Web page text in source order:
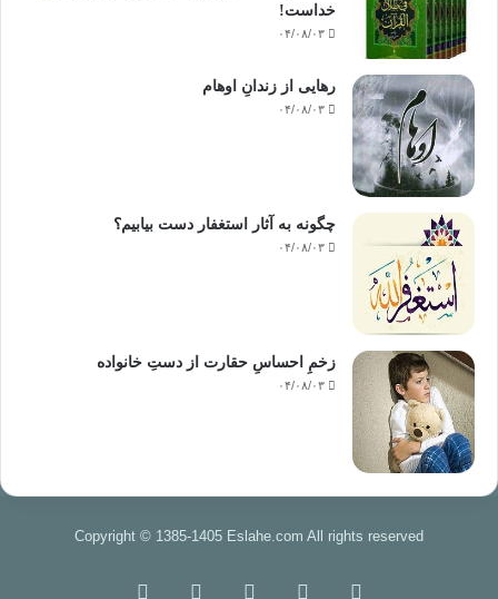
خداست‌!
۰۴/۰۸/۰۳
رهایی از زندانِ اوهام
۰۴/۰۸/۰۳
چگونه به آثار استغفار دست بیابیم؟
۰۴/۰۸/۰۳
زخمِ احساسِ حقارت از دستِ خانواده
۰۴/۰۸/۰۳
Copyright © 1385-1405 Eslahe.com All rights reserved
خوراک اینستاگرام